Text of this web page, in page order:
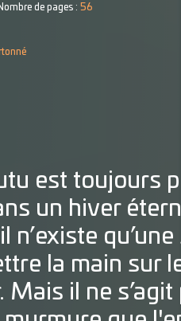
de pages : 56
est toujours
un hiver
n’existe
la main sur
Mais il ne